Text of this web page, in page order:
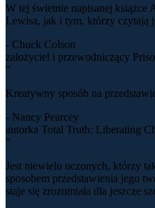
W tej świetnie napisanej książce
Lewisa, jak i tym, którzy czytają
- Chuck Colson
założyciel i przewodniczący
"
Kreatywny sposób na
- Nancy Pearcey
autorka Total Truth: Liberating
"
Jest niewielu uczonych, którzy
sposobem przedstawienia jego
staje się zrozumiała dla jeszcze